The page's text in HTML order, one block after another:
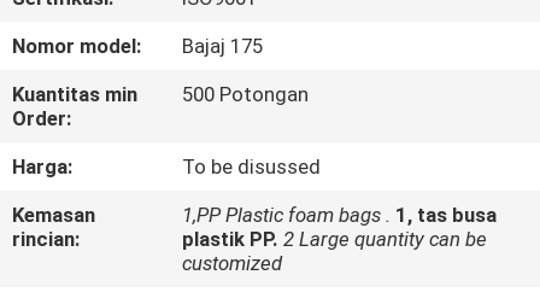
TUR
PABRIK
KONTROL
KUALITAS
Nomor model:
Bajaj 175
Kuantitas min
Order:
500 Potongan
Harga:
To be disussed
Kemasan
rincian:
1,PP Plastic foam bags . 1, tas busa
plastik PP. 2 Large quantity can be
customized